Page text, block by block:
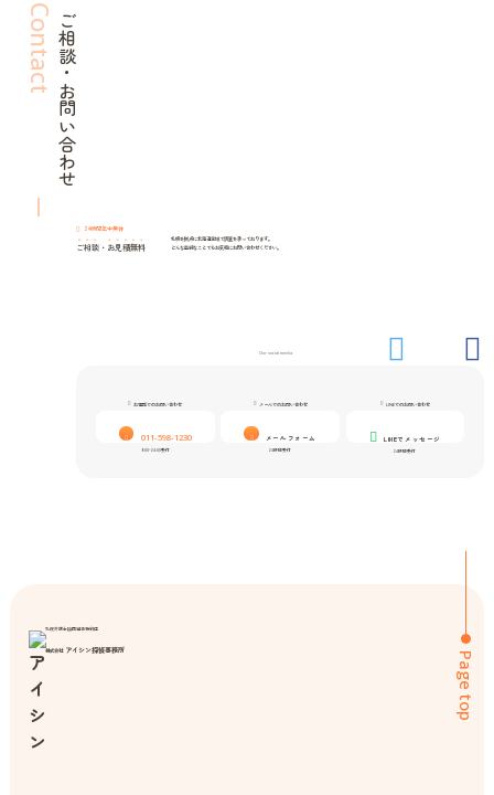
ご相談・お問い合わせ
Contact
24時間年中無休
ご相談 ・ お見積無料
札幌を拠点に北海道全域で調査を承っております。
どんな些細なことでもお気軽にお問い合わせください。
Our social media
お電話でのお問い合わせ
011-598-1230
9:00-24:00受付
メールでのお問い合わせ
メールフォーム
24時間受付
LINEでのお問い合わせ
LINEでメッセージ
24時間受付
Page top
札幌弁護士協同組合特約店
株式会社 アイシン探偵事務所